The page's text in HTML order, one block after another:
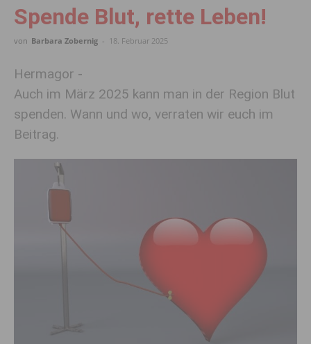
Spende Blut, rette Leben!
von Barbara Zobernig - 18. Februar 2025
Hermagor -
Auch im März 2025 kann man in der Region Blut
spenden. Wann und wo, verraten wir euch im
Beitrag.